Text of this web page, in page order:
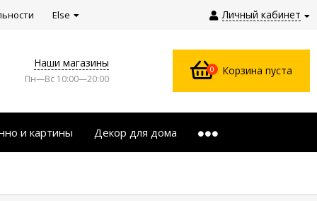
Личный кабинет
Else
Наши магазины
Пн—Вс 10:00—20:00
0 Корзина пуста
и картины Декор для дома